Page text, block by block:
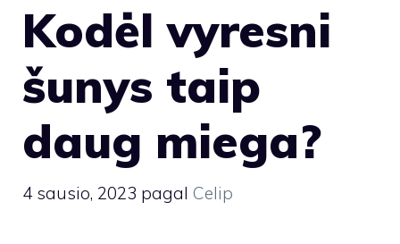
Kodėl vyresni
šunys taip
daug miega?
4 sausio, 2023 pagal Celip